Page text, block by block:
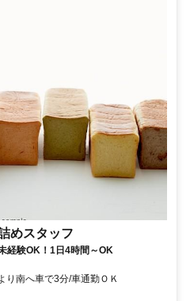
めスタッフ
経験OK！1日4時間～OK
十軒」駅より南へ車で3分/車通勤ＯＫ